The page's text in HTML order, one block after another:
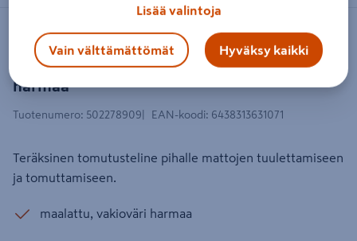
Tomutusteline house Lappset 060321
harmaa
LAPPSET
Tuotenumero: 502278909 EAN-koodi: 6438313631071
Teräksinen tomutusteline pihalle mattojen tuulettamiseen
ja tomuttamiseen.
maalattu, vakioväri harmaa
Lisää valintoja
Vain välttämättömät Hyväksy kaikki